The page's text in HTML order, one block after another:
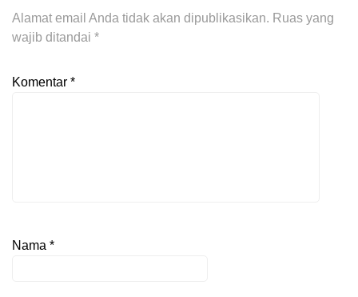
Alamat email Anda tidak akan dipublikasikan. Ruas yang
wajib ditandai *
Komentar *
Nama *